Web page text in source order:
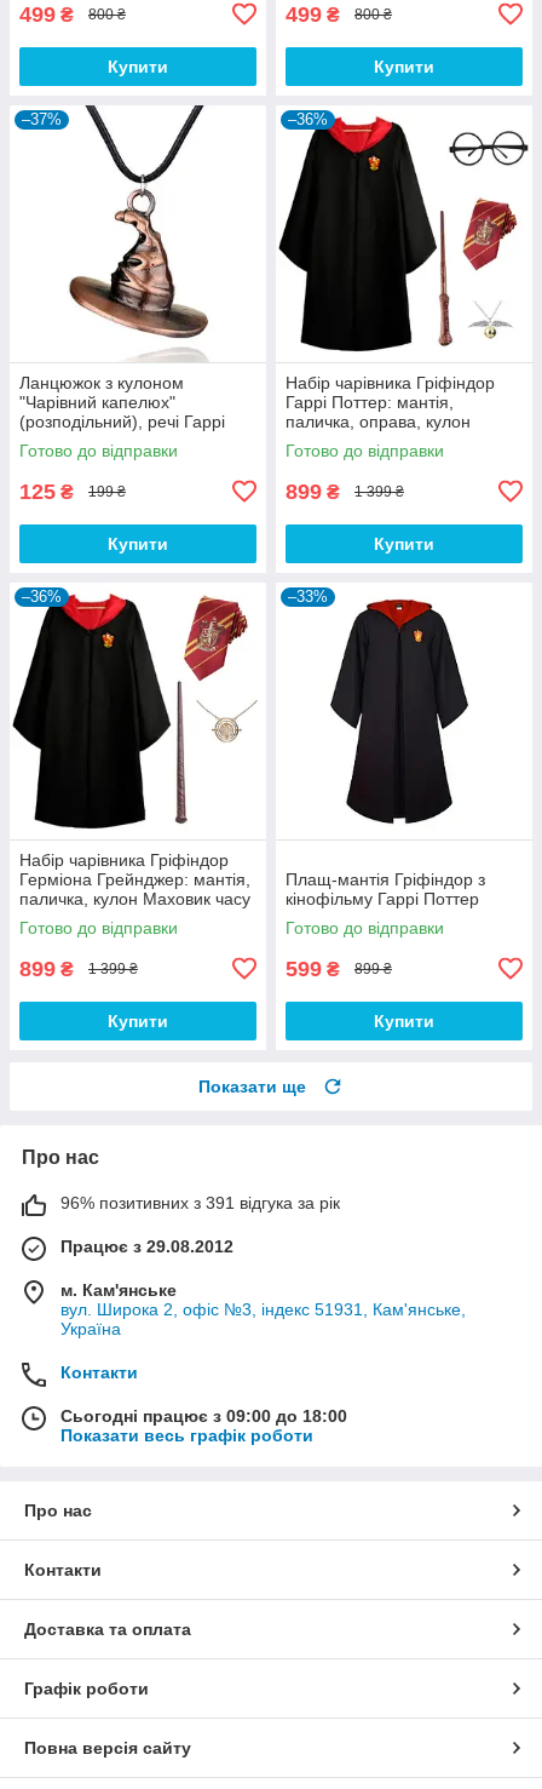
499 ₴ 800 ₴
Купити
499 ₴ 800 ₴
Купити
–37%
Ланцюжок з кулоном
"Чарівний капелюх"
(розподільний), речі Гаррі
Поттера - Harry Potter
Готово до відправки
125 ₴ 199 ₴
Купити
–36%
Набір чарівника Гріфіндор
Гаррі Поттер: мантія,
паличка, оправа, кулон
Золотий Снітч і краватка
Готово до відправки
899 ₴ 1 399 ₴
Купити
–36%
Набір чарівника Гріфіндор
Герміона Грейнджер: мантія,
паличка, кулон Маховик часу
і краватка
Готово до відправки
899 ₴ 1 399 ₴
Купити
–33%
Плащ-мантія Гріфіндор з
кінофільму Гаррі Поттер
Готово до відправки
599 ₴ 899 ₴
Купити
Показати ще
Про нас
96% позитивних з 391 відгука за рік
Працює з 29.08.2012
м. Кам'янське
вул. Широка 2, офіс №3, індекс 51931, Кам'янське,
Україна
Контакти
Сьогодні працює з 09:00 до 18:00
Показати весь графік роботи
Про нас
Контакти
Доставка та оплата
Графік роботи
Повна версія сайту